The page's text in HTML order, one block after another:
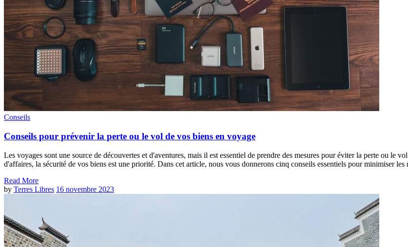
Conseils
Conseils pour prévenir la perte ou le vol de vos biens en voyage
Les voyages sont une source de découvertes et d'aventures, mais il est essentiel de prendre des mesures pour éviter la perte ou le
d'affaires, la sécurité de vos biens est une priorité. Dans cet article, nous vous donnerons cinq conseils essentiels pour minimiser
Read More
by Terres Libres 16 novembre 2023